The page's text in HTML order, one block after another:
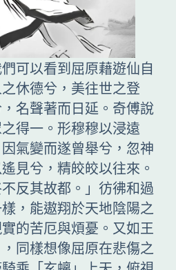
可以看到屈原藉遊仙自
休德兮，美往世之登
名聲著而日延。奇傅說
得一。形穆穆以浸遠
氣變而遂曾舉兮，忽神
見兮，精皎皎以往來。
反其故都。」彷彿和過
，能遨翔於天地陰陽之
的苦厄與煩憂。又如王
同樣想像屈原在悲傷之